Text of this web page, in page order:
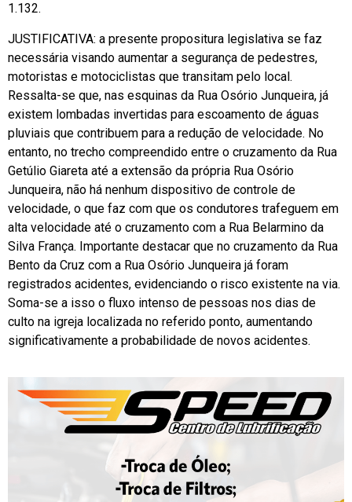
1.132.
JUSTIFICATIVA: a presente propositura legislativa se faz
necessária visando aumentar a segurança de pedestres,
motoristas e motociclistas que transitam pelo local.
Ressalta-se que, nas esquinas da Rua Osório Junqueira, já
existem lombadas invertidas para escoamento de águas
pluviais que contribuem para a redução de velocidade. No
entanto, no trecho compreendido entre o cruzamento da Rua
Getúlio Giareta até a extensão da própria Rua Osório
Junqueira, não há nenhum dispositivo de controle de
velocidade, o que faz com que os condutores trafeguem em
alta velocidade até o cruzamento com a Rua Belarmino da
Silva França. Importante destacar que no cruzamento da Rua
Bento da Cruz com a Rua Osório Junqueira já foram
registrados acidentes, evidenciando o risco existente na via.
Soma-se a isso o fluxo intenso de pessoas nos dias de
culto na igreja localizada no referido ponto, aumentando
significativamente a probabilidade de novos acidentes.